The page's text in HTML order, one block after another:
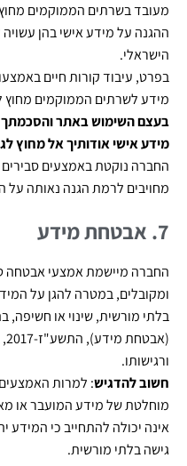
מעובד בשרתים הממוקמים
ההגנה על מידע אישי בהן עשויה
הישראלי.
בפרט, עיבוד קורות חיים
מידע לשרתים הממוקמים מחוץ
בעצם השימוש באתר והסכמתך
מידע אישי אודותיך אל מחוץ
החברה נוקטת באמצעים
מחויבים לרמת הגנה נאותה על
7. אבטחת מידע
החברה מיישמת אמצעי אבטחה
ומקובלים, במטרה להגן על
בלתי מורשית, שינוי או
ורגישותו.
חשוב להדגיש: למרות
מוחלטת של מידע המועבר או
אינה יכולה להתחייב כי המידע
גישה בלתי מורשית.